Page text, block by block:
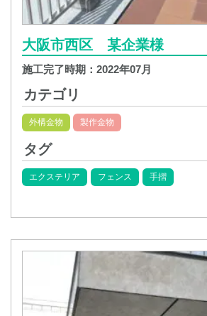
大阪市西区 某企業様
施工完了時期： 2022年07月
カテゴリ
外構金物 製作金物
タグ
エクステリア フェンス 手摺